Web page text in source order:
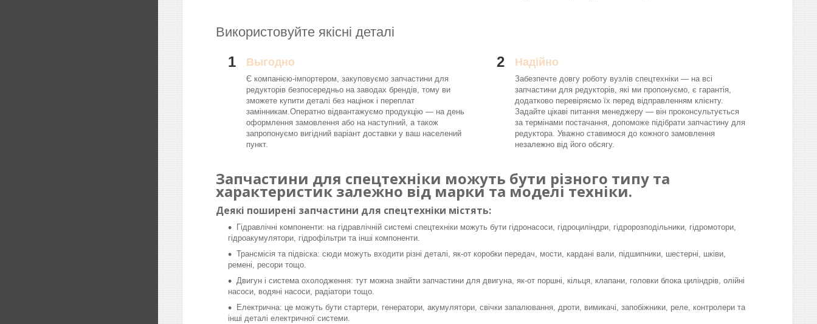
Використовуйте якісні деталі
1 Выгодно
Є компанією-імпортером, закуповуємо запчастини для
редукторів безпосередньо на заводах брендів, тому ви
зможете купити деталі без націнок і переплат
замінникам.Оператно відвантажуємо продукцію — на день
оформлення замовлення або на наступний, а також
запропонуємо вигідний варіант доставки у ваш населений
пункт.
2 Надійно
Забезпечте довгу роботу вузлів спецтехніки — на всі
запчастини для редукторів, які ми пропонуємо, є гарантія,
додатково перевіряємо їх перед відправленням клієнту.
Задайте цікаві питання менеджеру — він проконсультується
за термінами постачання, допоможе підібрати запчастину для
редуктора. Уважно ставимося до кожного замовлення
незалежно від його обсягу.
Запчастини для спецтехніки можуть бути різного типу та
характеристик залежно від марки та моделі техніки.
Деякі поширені запчастини для спецтехніки містять:
Гідравлічні компоненти: на гідравлічній системі спецтехніки можуть бути гідронасоси, гідроциліндри, гідророзподільники, гідромотори,
гідроакумулятори, гідрофільтри та інші компоненти.
Трансмісія та підвіска: сюди можуть входити різні деталі, як-от коробки передач, мости, кардані вали, підшипники, шестерні, шківи,
ремені, ресори тощо.
Двигун і система охолодження: тут можна знайти запчастини для двигуна, як-от поршні, кільця, клапани, головки блока циліндрів, олійні
насоси, водяні насоси, радіатори тощо.
Електрична: це можуть бути стартери, генератори, акумулятори, свічки запалювання, дроти, вимикачі, запобіжники, реле, контролери та
інші деталі електричної системи.